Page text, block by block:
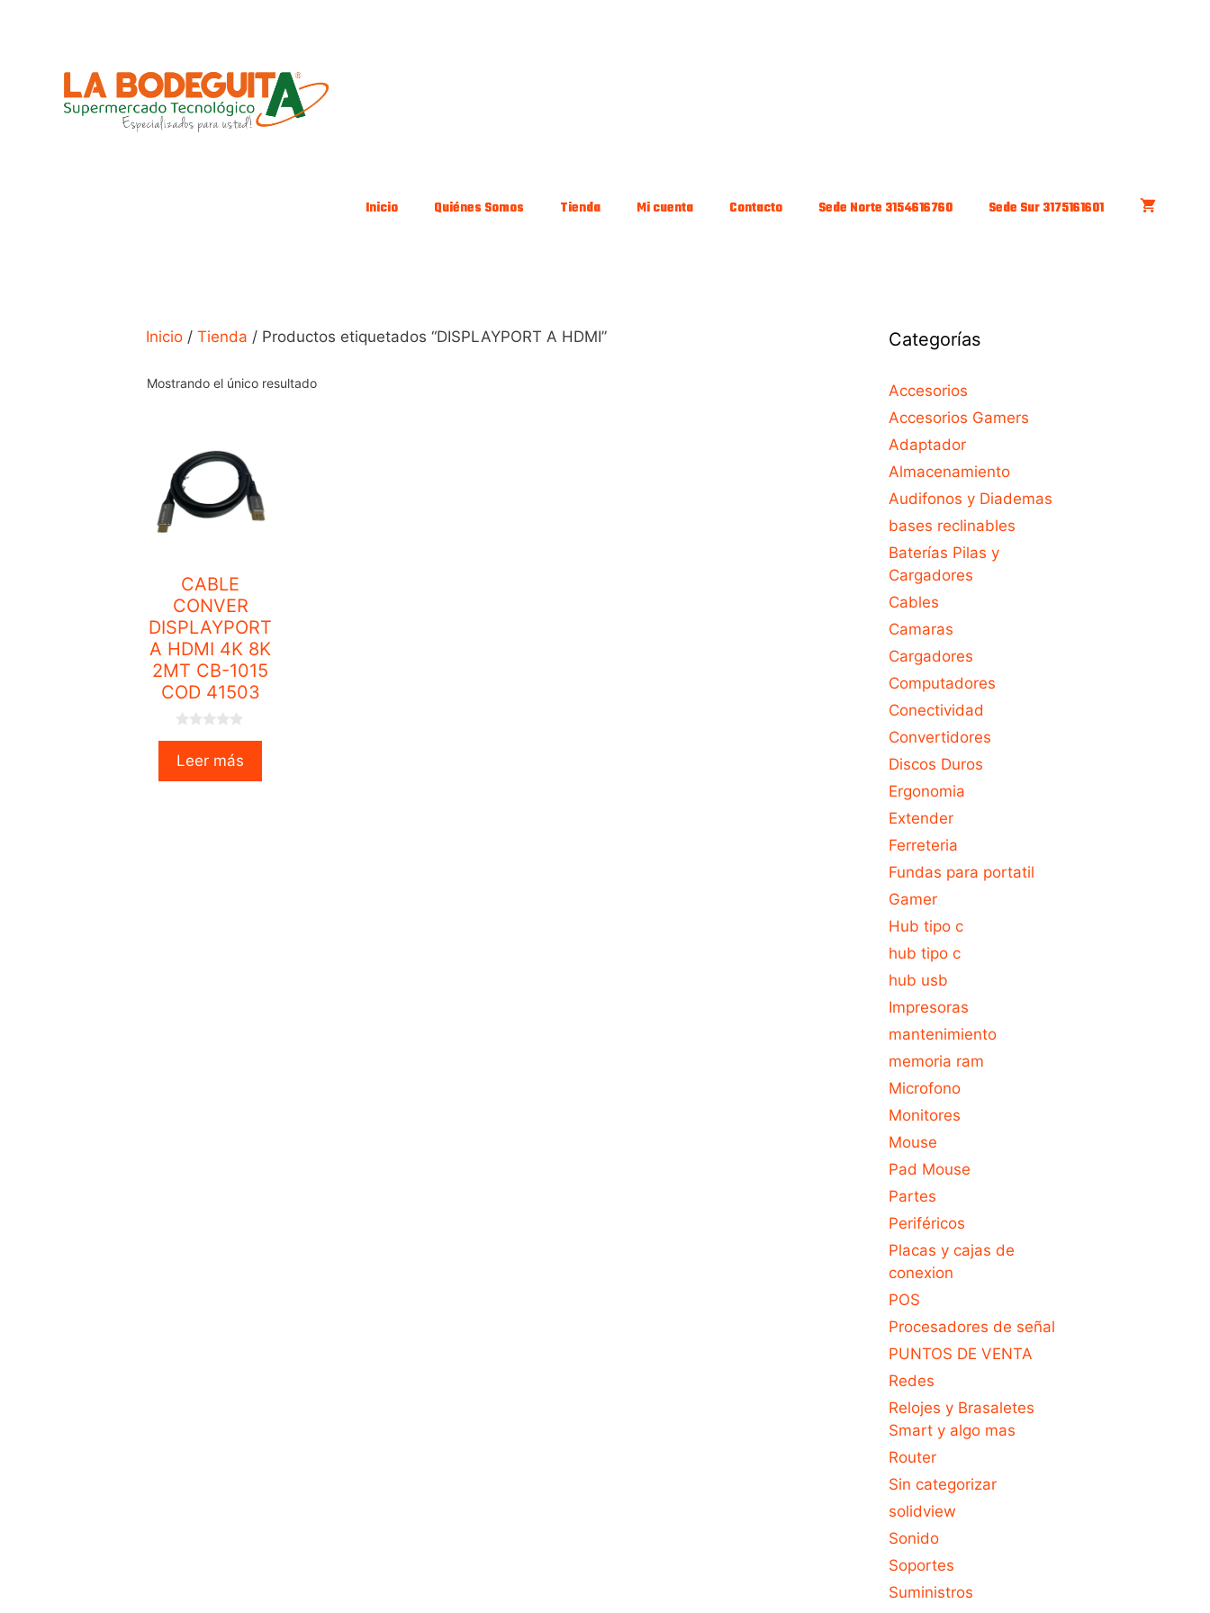
Inicio Quiénes Somos Tienda Mi cuenta Contacto Sede Norte 3154616760 Sede Sur 3175161601
Inicio / Tienda / Productos etiquetados “DISPLAYPORT A HDMI”
Mostrando el único resultado
CABLE
CONVER
DISPLAYPORT
A HDMI 4K 8K
2MT CB-1015
COD 41503
0
u
Leer más
Categorías
Accesorios
Accesorios Gamers
Adaptador
Almacenamiento
Audifonos y Diademas
bases reclinables
Baterías Pilas y
Cargadores
Cables
Camaras
Cargadores
Computadores
Conectividad
Convertidores
Discos Duros
Ergonomia
Extender
Ferreteria
Fundas para portatil
Gamer
Hub tipo c
hub tipo c
hub usb
Impresoras
mantenimiento
memoria ram
Microfono
Monitores
Mouse
Pad Mouse
Partes
Periféricos
Placas y cajas de
conexion
POS
Procesadores de señal
PUNTOS DE VENTA
Redes
Relojes y Brasaletes
Smart y algo mas
Router
Sin categorizar
solidview
Sonido
Soportes
Suministros